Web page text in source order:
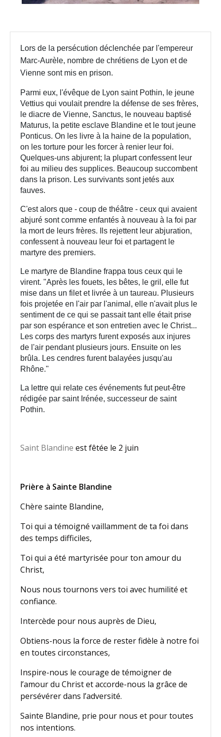
Lors de la persécution déclenchée par l'empereur
Marc-Aurèle, nombre de chrétiens de Lyon et de
Vienne sont mis en prison.
Parmi eux, l'évêque de Lyon saint Pothin, le jeune
Vettius qui voulait prendre la défense de ses frères,
le diacre de Vienne, Sanctus, le nouveau baptisé
Maturus, la petite esclave Blandine et le tout jeune
Ponticus. On les livre à la haine de la population,
on les torture pour les forcer à renier leur foi.
Quelques-uns abjurent; la plupart confessent leur
foi au milieu des supplices. Beaucoup succombent
dans la prison. Les survivants sont jetés aux
fauves.
C'est alors que - coup de théâtre - ceux qui avaient
abjuré sont comme enfantés à nouveau à la foi par
la mort de leurs frères. Ils rejettent leur abjuration,
confessent à nouveau leur foi et partagent le
martyre des premiers.
Le martyre de Blandine frappa tous ceux qui le
virent. "Après les fouets, les bêtes, le gril, elle fut
mise dans un filet et livrée à un taureau. Plusieurs
fois projetée en l'air par l'animal, elle n'avait plus le
sentiment de ce qui se passait tant elle était prise
par son espérance et son entretien avec le Christ...
Les corps des martyrs furent exposés aux injures
de l'air pendant plusieurs jours. Ensuite on les
brûla. Les cendres furent balayées jusqu'au
Rhône."
La lettre qui relate ces événements fut peut-être
rédigée par saint Irénée, successeur de saint
Pothin.
Saint Blandine est fêtée le 2 juin
Prière à Sainte Blandine
Chère sainte Blandine,
Toi qui a témoigné vaillamment de ta foi dans
des temps difficiles,
Toi qui a été martyrisée pour ton amour du
Christ,
Nous nous tournons vers toi avec humilité et
confiance.
Intercède pour nous auprès de Dieu,
Obtiens-nous la force de rester fidèle à notre foi
en toutes circonstances,
Inspire-nous le courage de témoigner de
l’amour du Christ et accorde-nous la grâce de
persévérer dans l’adversité.
Sainte Blandine, prie pour nous et pour toutes
nos intentions.